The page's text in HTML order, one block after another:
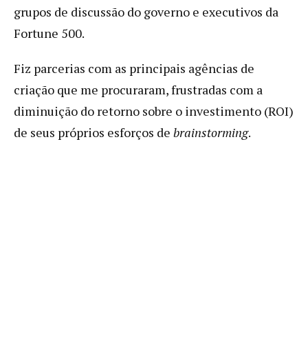
grupos de discussão do governo e executivos da
Fortune 500.
Fiz parcerias com as principais agências de
criação que me procuraram, frustradas com a
diminuição do retorno sobre o investimento (ROI)
de seus próprios esforços de brainstorming.